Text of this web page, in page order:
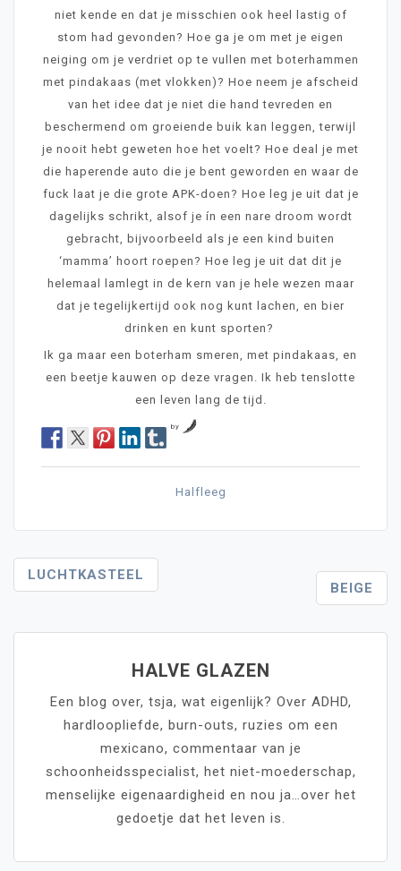
niet kende en dat je misschien ook heel lastig of
stom had gevonden? Hoe ga je om met je eigen
neiging om je verdriet op te vullen met boterhammen
met pindakaas (met vlokken)? Hoe neem je afscheid
van het idee dat je niet die hand tevreden en
beschermend om groeiende buik kan leggen, terwijl
je nooit hebt geweten hoe het voelt? Hoe deal je met
die haperende auto die je bent geworden en waar de
fuck laat je die grote APK-doen? Hoe leg je uit dat je
dagelijks schrikt, alsof je ín een nare droom wordt
gebracht, bijvoorbeeld als je een kind buiten
‘mamma’ hoort roepen? Hoe leg je uit dat dit je
helemaal lamlegt in de kern van je hele wezen maar
dat je tegelijkertijd ook nog kunt lachen, en bier
drinken en kunt sporten?
Ik ga maar een boterham smeren, met pindakaas, en
een beetje kauwen op deze vragen. Ik heb tenslotte
een leven lang de tijd.
by
Halfleeg
Post
LUCHTKASTEEL
BEIGE
HALVE GLAZEN
Een blog over, tsja, wat eigenlijk? Over ADHD,
hardloopliefde, burn-outs, ruzies om een
mexicano, commentaar van je
schoonheidsspecialist, het niet-moederschap,
menselijke eigenaardigheid en nou ja…over het
gedoetje dat het leven is.